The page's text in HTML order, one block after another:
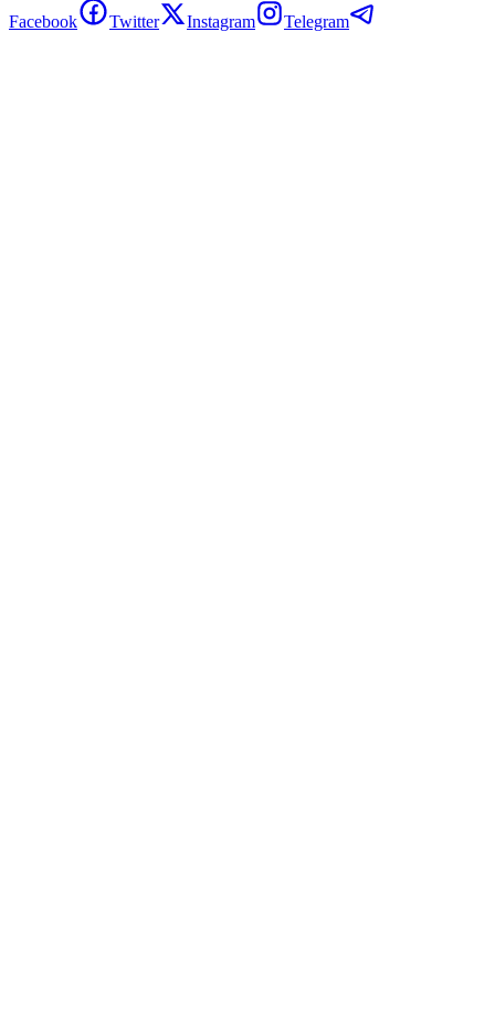
Facebook Twitter Instagram Telegram